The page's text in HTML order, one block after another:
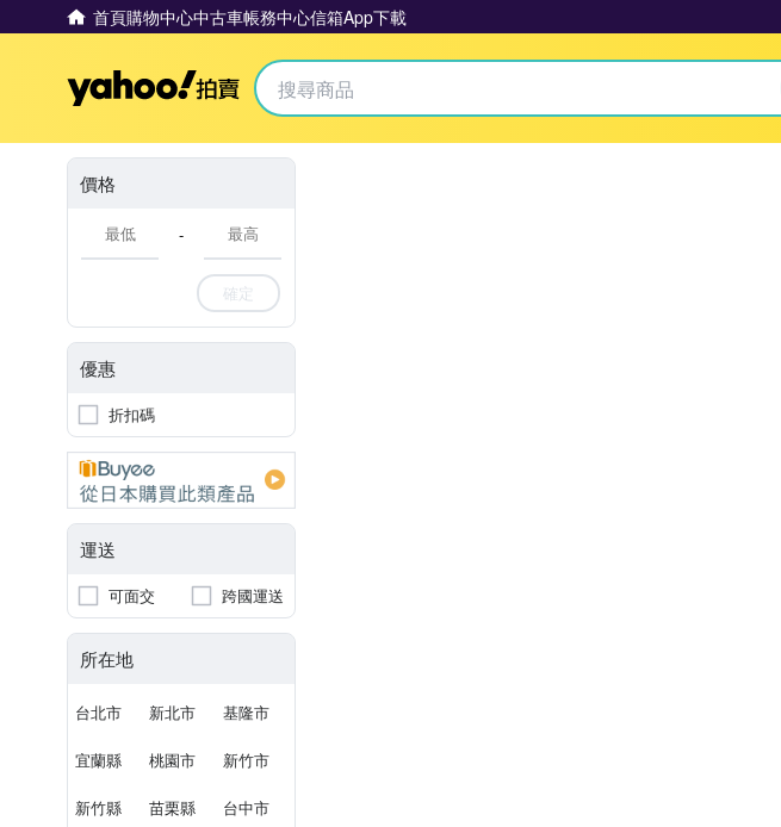
首頁購物中心中古車帳務中心信箱App下載
Yahoo拍賣
價格
-
確定
優惠
折扣碼
運送
可面交 跨國運送
所在地
台北市 新北市 基隆市
宜蘭縣 桃園市 新竹市
新竹縣 苗栗縣 台中市